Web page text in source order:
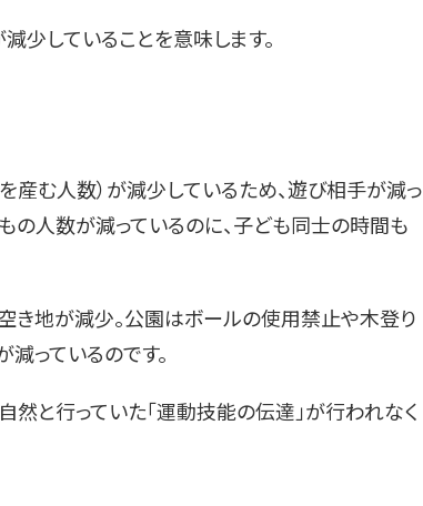
少していることを意味します。
む人数）が減少しているため、遊び相手が減っ
の人数が減っているのに、子ども同士の時間も
き地が減少。公園はボールの使用禁止や木登り
っているのです。
然と行っていた「運動技能の伝達」が行われなく